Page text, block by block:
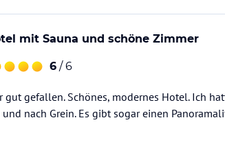
mit Sauna und schöne Zimmer
6 / 6
gut gefallen. Schönes, modernes Hotel. Ich
nach Grein. Es gibt sogar einen